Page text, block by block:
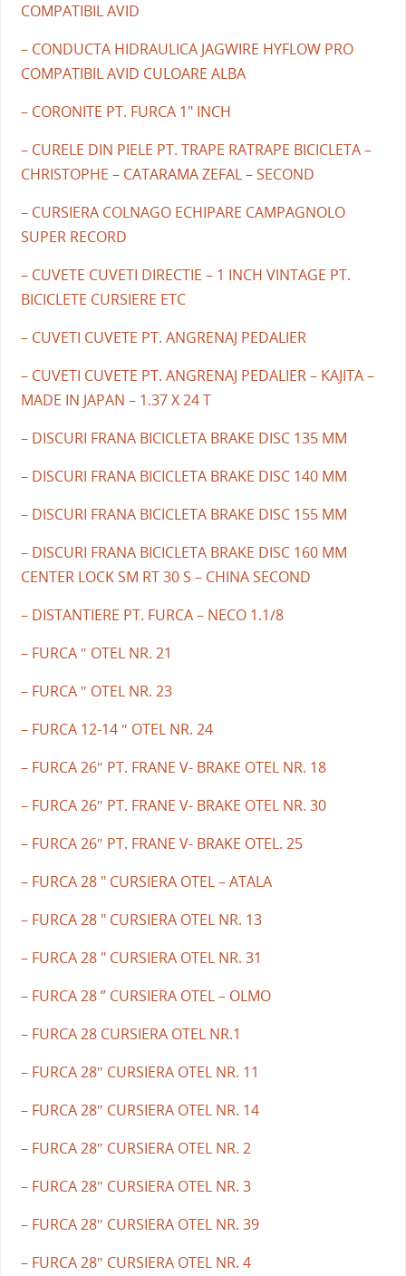
COMPATIBIL AVID
– CONDUCTA HIDRAULICA JAGWIRE HYFLOW PRO
COMPATIBIL AVID CULOARE ALBA
– CORONITE PT. FURCA 1" INCH
– CURELE DIN PIELE PT. TRAPE RATRAPE BICICLETA –
CHRISTOPHE – CATARAMA ZEFAL – SECOND
– CURSIERA COLNAGO ECHIPARE CAMPAGNOLO
SUPER RECORD
– CUVETE CUVETI DIRECTIE – 1 INCH VINTAGE PT.
BICICLETE CURSIERE ETC
– CUVETI CUVETE PT. ANGRENAJ PEDALIER
– CUVETI CUVETE PT. ANGRENAJ PEDALIER – KAJITA –
MADE IN JAPAN – 1.37 X 24 T
– DISCURI FRANA BICICLETA BRAKE DISC 135 MM
– DISCURI FRANA BICICLETA BRAKE DISC 140 MM
– DISCURI FRANA BICICLETA BRAKE DISC 155 MM
– DISCURI FRANA BICICLETA BRAKE DISC 160 MM
CENTER LOCK SM RT 30 S – CHINA SECOND
– DISTANTIERE PT. FURCA – NECO 1.1/8
– FURCA ″ OTEL NR. 21
– FURCA ″ OTEL NR. 23
– FURCA 12-14 ″ OTEL NR. 24
– FURCA 26″ PT. FRANE V- BRAKE OTEL NR. 18
– FURCA 26″ PT. FRANE V- BRAKE OTEL NR. 30
– FURCA 26″ PT. FRANE V- BRAKE OTEL. 25
– FURCA 28 " CURSIERA OTEL – ATALA
– FURCA 28 " CURSIERA OTEL NR. 13
– FURCA 28 " CURSIERA OTEL NR. 31
– FURCA 28 ” CURSIERA OTEL – OLMO
– FURCA 28 CURSIERA OTEL NR.1
– FURCA 28″ CURSIERA OTEL NR. 11
– FURCA 28″ CURSIERA OTEL NR. 14
– FURCA 28″ CURSIERA OTEL NR. 2
– FURCA 28″ CURSIERA OTEL NR. 3
– FURCA 28″ CURSIERA OTEL NR. 39
– FURCA 28″ CURSIERA OTEL NR. 4